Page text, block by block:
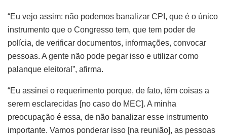
“Eu vejo assim: não podemos banalizar CPI, que é o único
instrumento que o Congresso tem, que tem poder de
polícia, de verificar documentos, informações, convocar
pessoas. A gente não pode pegar isso e utilizar como
palanque eleitoral”, afirma.
“Eu assinei o requerimento porque, de fato, têm coisas a
serem esclarecidas [no caso do MEC]. A minha
preocupação é essa, de não banalizar esse instrumento
importante. Vamos ponderar isso [na reunião], as pessoas